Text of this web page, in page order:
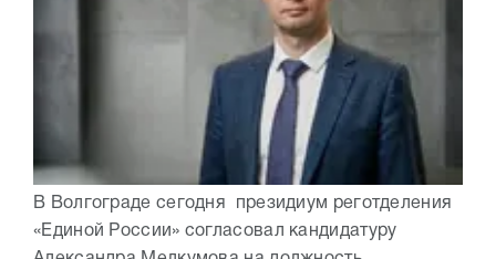
В Волгограде сегодня президиум реготделения
«Единой России» согласовал кандидатуру